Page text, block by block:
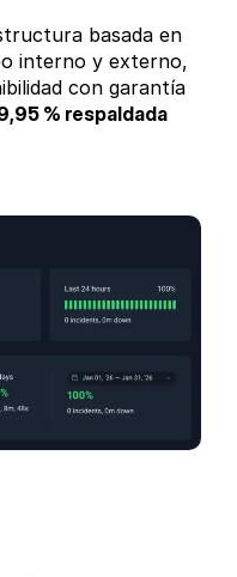
basada en
interno y externo,
con garantía
% respaldada